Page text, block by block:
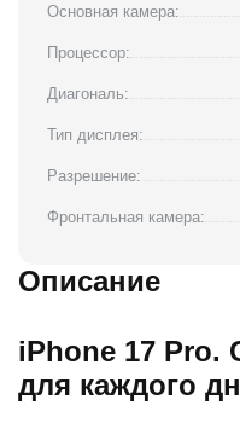
Основная камера:
Процессор:
Диагональ:
Тип дисплея:
Разрешение:
Фронтальная камера:
Описание
iPhone 17 Pro.
для каждого